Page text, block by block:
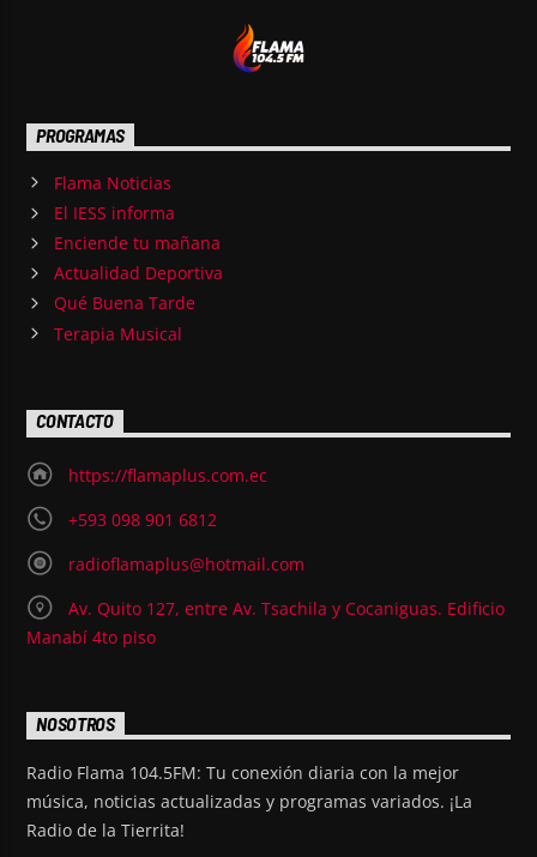
PROGRAMAS
Flama Noticias
El IESS informa
Enciende tu mañana
Actualidad Deportiva
Qué Buena Tarde
Terapia Musical
CONTACTO
https://flamaplus.com.ec
+593 098 901 6812
radioflamaplus@hotmail.com
Av. Quito 127, entre Av. Tsachila y Cocaniguas. Edificio
Manabí 4to piso
NOSOTROS
Radio Flama 104.5FM: Tu conexión diaria con la mejor
música, noticias actualizadas y programas variados. ¡La
Radio de la Tierrita!